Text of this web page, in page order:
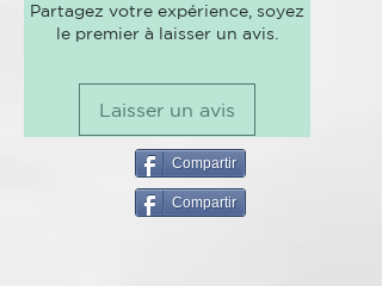
SENSUAL COMO LA SEDA.
Toda mujer desea transformar su
seducción.
Sensuality Touch, gracias a sus
preciosos aceites envueltos en
una textura cremosa para una
máxima sensorialidad,
proporciona al cabello una
Partagez votre expérience, soyez
le premier à laisser un avis.
Laisser un avis
Compartir
Compartir